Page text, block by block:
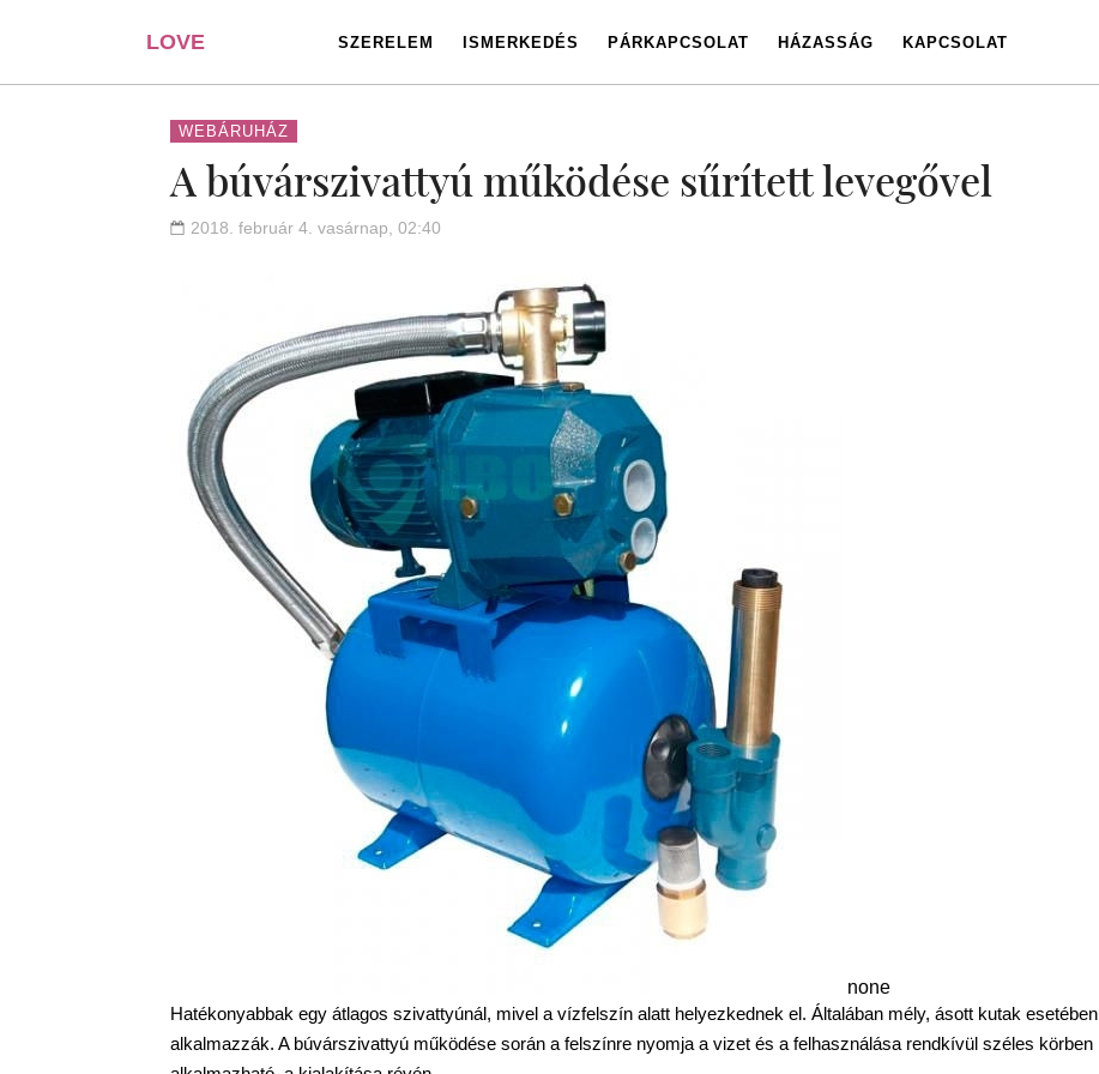
LOVE
PORTAL
SZERELEM ISMERKEDÉS PÁRKAPCSOLAT HÁZASSÁG KAPCSOLAT
WEBÁRUHÁZ
A búvárszivattyú működése sűrített levegővel
2018. február 4. vasárnap, 02:40
none
Hatékonyabbak egy átlagos szivattyúnál, mivel a vízfelszín alatt helyezkednek el. Általában mély, ásott kutak esetében
alkalmazzák. A búvárszivattyú működése során a felszínre nyomja a vizet és a felhasználása rendkívül széles körben